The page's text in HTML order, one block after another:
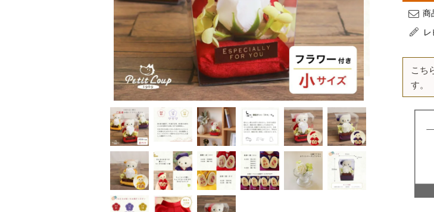
商
レ
こち
す。